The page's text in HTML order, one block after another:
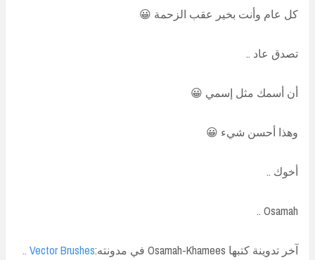
كل عام وأنت بخير عقب الزحمة 😀
تصدق عاد ..
أن أسمك مثل إسمي 😀
وهذا أحسن شيء 😀
أخوك ..
Osamah ..
آخر تدوينة كتبها Osamah-Khamees في مدونته:
Vector Brushes ..